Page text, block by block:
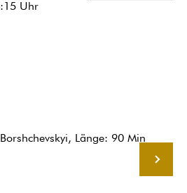
Uhr
Länge: 90 Min